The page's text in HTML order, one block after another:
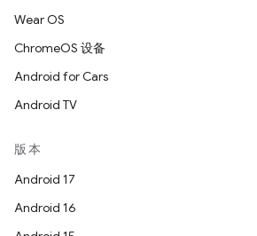
Wear OS
ChromeOS 设备
Android for Cars
Android TV
版本
Android 17
Android 16